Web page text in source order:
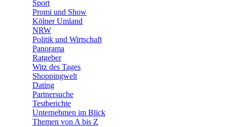
Sport
Promi und Show
Kölner Umland
NRW
Politik und Wirtschaft
Panorama
Ratgeber
Witz des Tages
Shoppingwelt
Dating
Partnersuche
Testberichte
Unternehmen im Blick
Themen von A bis Z